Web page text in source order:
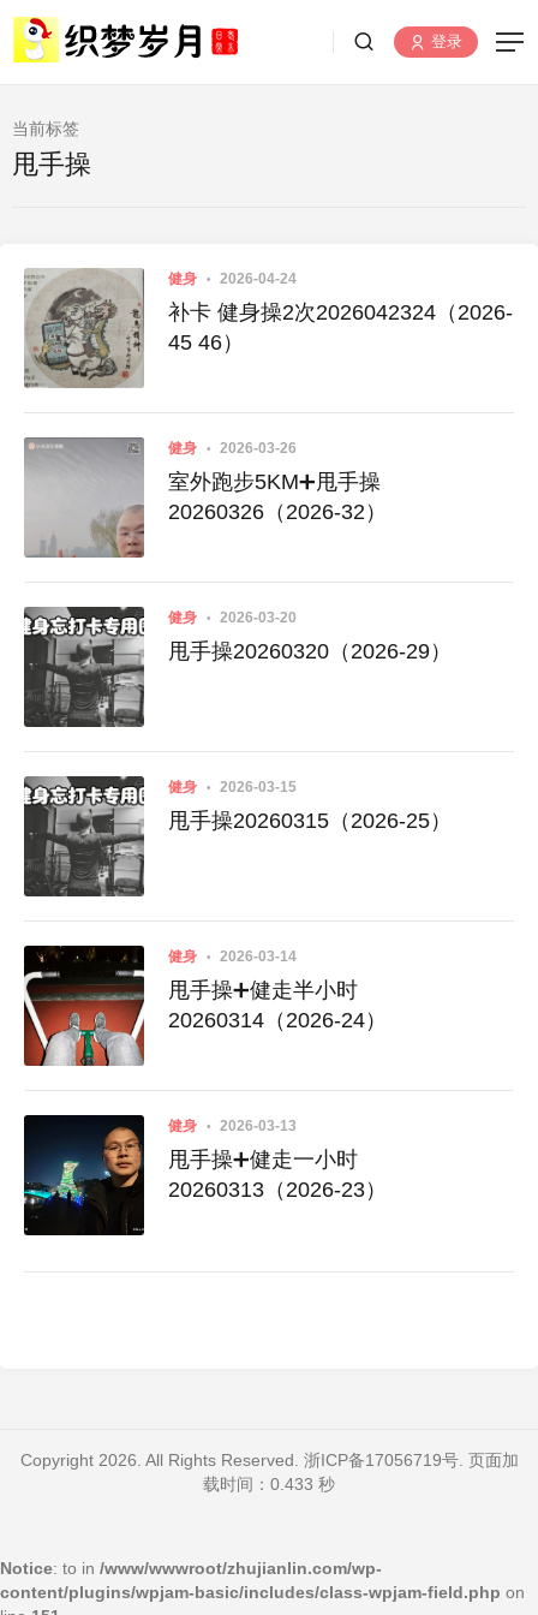
登录
当前标签
甩手操
健身 2026-04-24
补卡 健身操2次2026042324（2026-
45 46）
健身 2026-03-26
室外跑步5KM➕甩手操
20260326（2026-32）
健身 2026-03-20
甩手操20260320（2026-29）
健身 2026-03-15
甩手操20260315（2026-25）
健身 2026-03-14
甩手操➕健走半小时
20260314（2026-24）
健身 2026-03-13
甩手操➕健走一小时
20260313（2026-23）
Copyright 2026. All Rights Reserved. 浙ICP备17056719号. 页面加
载时间：0.433 秒
Notice: to in /www/wwwroot/zhujianlin.com/wp-
content/plugins/wpjam-basic/includes/class-wpjam-field.php on